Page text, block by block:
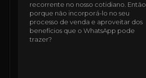
recorrente no nosso cotidiano. Então,
porque não incorporá-lo no seu
processo de venda e aproveitar dos
benefícios que o WhatsApp pode
trazer?